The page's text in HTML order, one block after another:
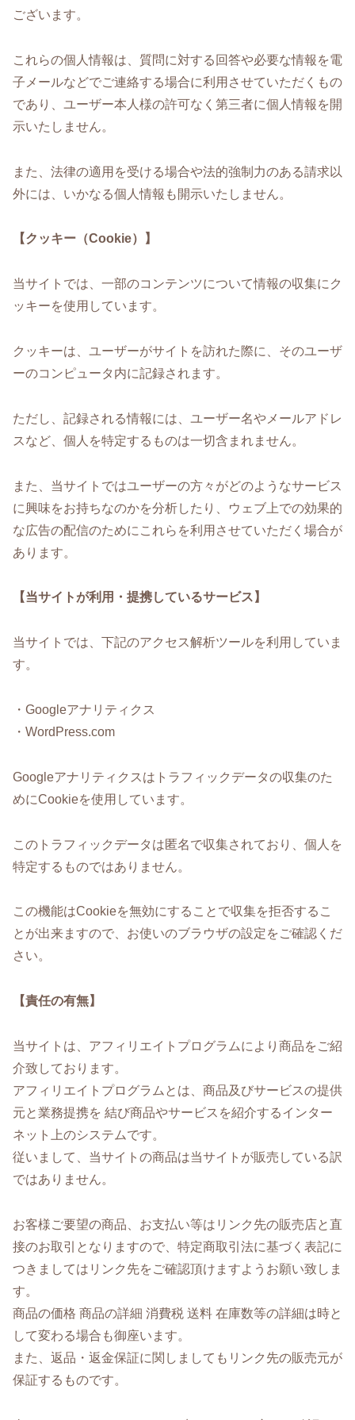
ございます。
これらの個人情報は、質問に対する回答や必要な情報を電
子メールなどでご連絡する場合に利用させていただくもの
であり、ユーザー本人様の許可なく第三者に個人情報を開
示いたしません。
また、法律の適用を受ける場合や法的強制力のある請求以
外には、いかなる個人情報も開示いたしません。
【クッキー（Cookie）】
当サイトでは、一部のコンテンツについて情報の収集にク
ッキーを使用しています。
クッキーは、ユーザーがサイトを訪れた際に、そのユーザ
ーのコンピュータ内に記録されます。
ただし、記録される情報には、ユーザー名やメールアドレ
スなど、個人を特定するものは一切含まれません。
また、当サイトではユーザーの方々がどのようなサービス
に興味をお持ちなのかを分析したり、ウェブ上での効果的
な広告の配信のためにこれらを利用させていただく場合が
あります。
【当サイトが利用・提携しているサービス】
当サイトでは、下記のアクセス解析ツールを利用していま
す。
・Googleアナリティクス
・WordPress.com
Googleアナリティクスはトラフィックデータの収集のた
めにCookieを使用しています。
このトラフィックデータは匿名で収集されており、個人を
特定するものではありません。
この機能はCookieを無効にすることで収集を拒否するこ
とが出来ますので、お使いのブラウザの設定をご確認くだ
さい。
【責任の有無】
当サイトは、アフィリエイトプログラムにより商品をご紹
介致しております。
アフィリエイトプログラムとは、商品及びサービスの提供
元と業務提携を 結び商品やサービスを紹介するインター
ネット上のシステムです。
従いまして、当サイトの商品は当サイトが販売している訳
ではありません。
お客様ご要望の商品、お支払い等はリンク先の販売店と直
接のお取引となりますので、特定商取引法に基づく表記に
つきましてはリンク先をご確認頂けますようお願い致しま
す。
商品の価格 商品の詳細 消費税 送料 在庫数等の詳細は時と
して変わる場合も御座います。
また、返品・返金保証に関しましてもリンク先の販売元が
保証するものです。